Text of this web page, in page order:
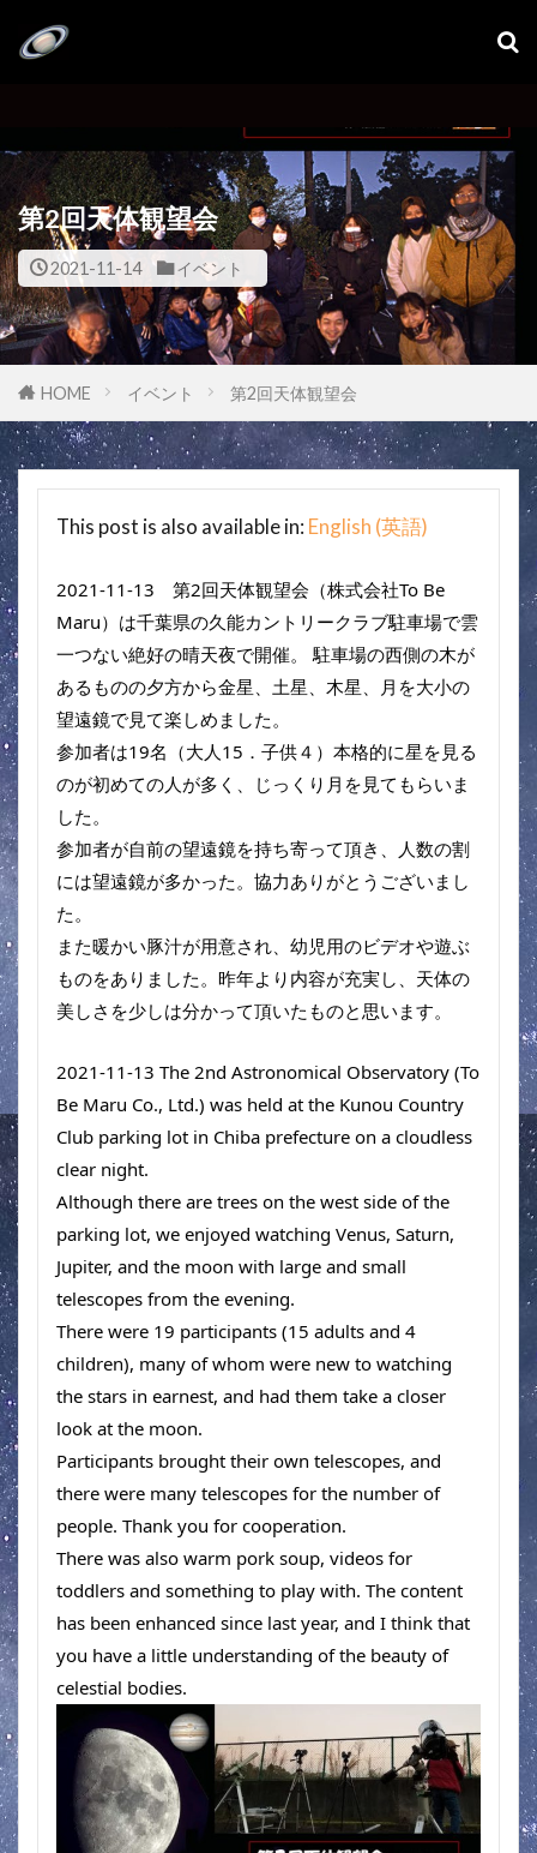
第2回天体観望会
2021-11-14 イベント
HOME イベント 第2回天体観望会
This post is also available in: English (英語)
2021-11-13　第2回天体観望会（株式会社To Be
Maru）は千葉県の久能カントリークラブ駐車場で雲
一つない絶好の晴天夜で開催。 駐車場の西側の木が
あるものの夕方から金星、土星、木星、月を大小の
望遠鏡で見て楽しめました。
参加者は19名（大人15．子供４）本格的に星を見る
のが初めての人が多く、じっくり月を見てもらいま
した。
参加者が自前の望遠鏡を持ち寄って頂き、人数の割
には望遠鏡が多かった。協力ありがとうございまし
た。
また暖かい豚汁が用意され、幼児用のビデオや遊ぶ
ものをありました。昨年より内容が充実し、天体の
美しさを少しは分かって頂いたものと思います。
2021-11-13 The 2nd Astronomical Observatory (To
Be Maru Co., Ltd.) was held at the Kunou Country
Club parking lot in Chiba prefecture on a cloudless
clear night.
Although there are trees on the west side of the
parking lot, we enjoyed watching Venus, Saturn,
Jupiter, and the moon with large and small
telescopes from the evening.
There were 19 participants (15 adults and 4
children), many of whom were new to watching
the stars in earnest, and had them take a closer
look at the moon.
Participants brought their own telescopes, and
there were many telescopes for the number of
people. Thank you for cooperation.
There was also warm pork soup, videos for
toddlers and something to play with. The content
has been enhanced since last year, and I think that
you have a little understanding of the beauty of
celestial bodies.